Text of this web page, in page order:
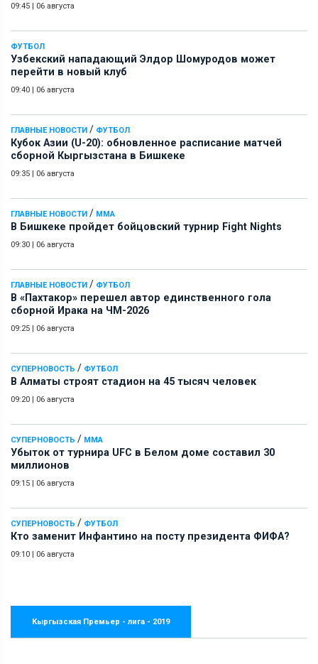
09:45 | 06 августа
ФУТБОЛ
Узбекский нападающий Элдор Шомуродов может
перейти в новый клуб
09:40 | 06 августа
ГЛАВНЫЕ НОВОСТИ / ФУТБОЛ
Кубок Азии (U-20): обновленное расписание матчей
сборной Кыргызстана в Бишкеке
09:35 | 06 августа
ГЛАВНЫЕ НОВОСТИ / ММА
В Бишкеке пройдет бойцовский турнир Fight Nights
09:30 | 06 августа
ГЛАВНЫЕ НОВОСТИ / ФУТБОЛ
В «Пахтакор» перешел автор единственного гола
сборной Ирака на ЧМ-2026
09:25 | 06 августа
СУПЕРНОВОСТЬ / ФУТБОЛ
В Алматы строят стадион на 45 тысяч человек
09:20 | 06 августа
СУПЕРНОВОСТЬ / ММА
Убыток от турнира UFC в Белом доме составил 30
миллионов
09:15 | 06 августа
СУПЕРНОВОСТЬ / ФУТБОЛ
Кто заменит Инфантино на посту президента ФИФА?
09:10 | 06 августа
Кыргызская Премьер - лига - 2019